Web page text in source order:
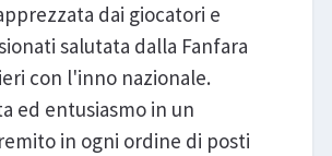
dai giocatori e
salutata dalla Fanfara
con l'inno nazionale.
ed entusiasmo in un
in ogni ordine di posti